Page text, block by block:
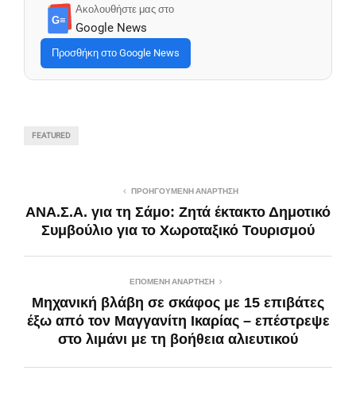
G≡
Ακολουθήστε μας στο
Google News
Προσθήκη στο Google News
FEATURED
ΠΡΟΗΓΟΎΜΕΝΗ ΑΝΆΡΤΗΣΗ
ΑΝΑ.Σ.Α. για τη Σάμο: Ζητά έκτακτο Δημοτικό
Συμβούλιο για το Χωροταξικό Τουρισμού
ΕΠΌΜΕΝΗ ΑΝΆΡΤΗΣΗ
Μηχανική βλάβη σε σκάφος με 15 επιβάτες
έξω από τον Μαγγανίτη Ικαρίας – επέστρεψε
στο λιμάνι με τη βοήθεια αλιευτικού